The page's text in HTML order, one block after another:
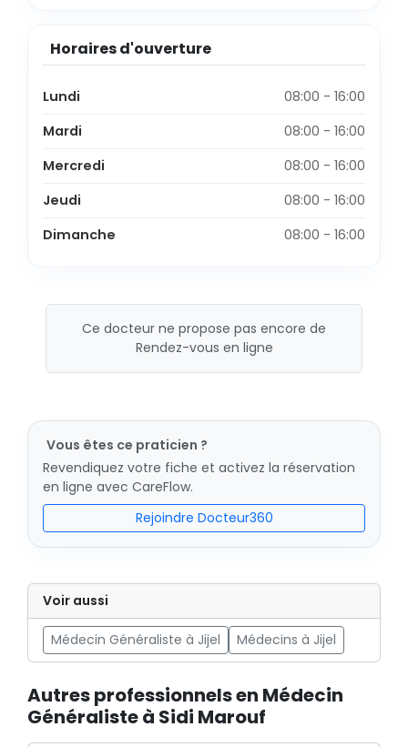
Horaires d'ouverture
Lundi
08:00 - 16:00
Mardi
08:00 - 16:00
Mercredi
08:00 - 16:00
Jeudi
08:00 - 16:00
Dimanche
08:00 - 16:00
Ce docteur ne propose pas encore de
Rendez-vous en ligne
Vous êtes ce praticien ?
Revendiquez votre fiche et activez la réservation
en ligne avec CareFlow.
Rejoindre Docteur360
Voir aussi
Médecin Généraliste à Jijel Médecins à Jijel
Autres professionnels en Médecin
Généraliste à Sidi Marouf